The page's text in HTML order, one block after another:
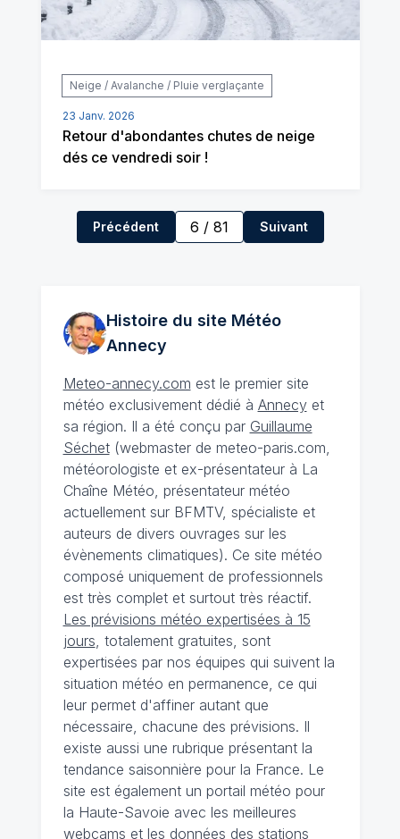
Neige / Avalanche / Pluie verglaçante
23 Janv. 2026
Retour d'abondantes chutes de neige
dés ce vendredi soir !
Précédent 6 / 81 Suivant
Histoire du site Météo
Annecy
Meteo-annecy.com est le premier site
météo exclusivement dédié à Annecyet
sa région. Il a été conçu par Guillaume
Séchet(webmaster de meteo-paris.com,
météorologiste et ex-présentateur à La
Chaîne Météo, présentateur météo
actuellement sur BFMTV, spécialiste et
auteurs de divers ouvrages sur les
évènements climatiques). Ce site météo
composé uniquement de professionnels
est très complet et surtout très réactif.
Les prévisions météo expertisées à 15
jours, totalement gratuites, sont
expertisées par nos équipes qui suivent la
situation météo en permanence, ce qui
leur permet d'affiner autant que
nécessaire, chacune des prévisions. Il
existe aussi une rubrique présentant la
tendance saisonnière pour la France. Le
site est également un portail météo pour
la Haute-Savoie avec les meilleures
webcams et les données des stations